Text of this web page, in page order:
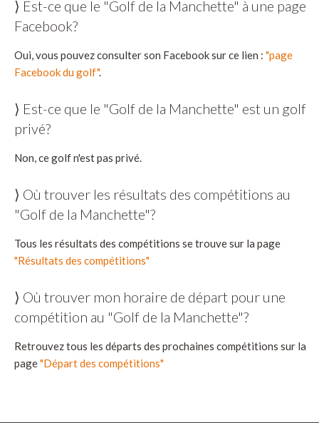
⟩ Est-ce que le "Golf de la Manchette" à une page
Facebook?
Oui, vous pouvez consulter son Facebook sur ce lien : "page
Facebook du golf".
⟩ Est-ce que le "Golf de la Manchette" est un golf
privé?
Non, ce golf n'est pas privé.
⟩ Où trouver les résultats des compétitions au
"Golf de la Manchette"?
Tous les résultats des compétitions se trouve sur la page
"Résultats des compétitions"
⟩ Où trouver mon horaire de départ pour une
compétition au "Golf de la Manchette"?
Retrouvez tous les départs des prochaines compétitions sur la
page"Départ des compétitions"